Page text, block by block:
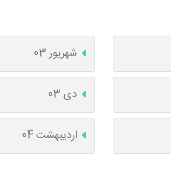
شهریور 03
دی 03
اردیبهشت 04